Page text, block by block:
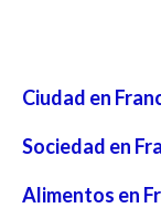
Ciudad en
Sociedad en
Alimentos en